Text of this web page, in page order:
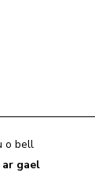
o bell
ar gael